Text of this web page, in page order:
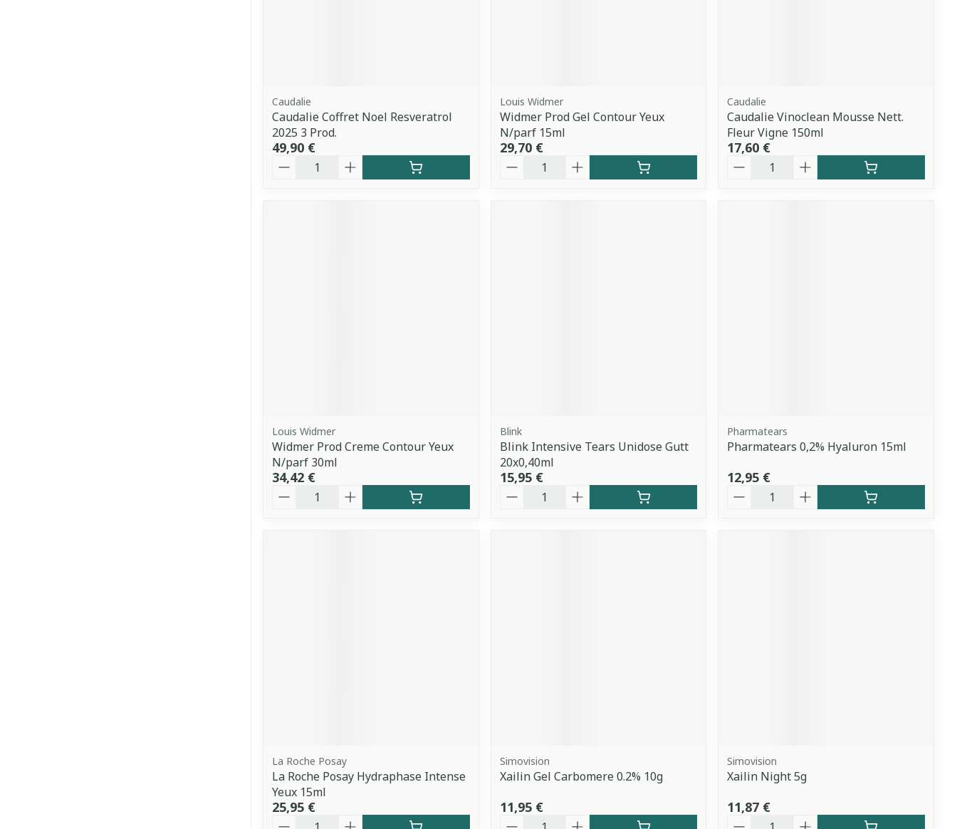
Caudalie
Caudalie Coffret Noel Resveratrol
2025 3 Prod.
49,90 €
Quantité
Louis Widmer
Widmer Prod Gel Contour Yeux
N/parf 15ml
29,70 €
Quantité
Caudalie
Caudalie Vinoclean Mousse Nett.
Fleur Vigne 150ml
17,60 €
Quantité
Louis Widmer
Widmer Prod Creme Contour Yeux
N/parf 30ml
34,42 €
Quantité
Blink
Blink Intensive Tears Unidose Gutt
20x0,40ml
15,95 €
Quantité
Pharmatears
Pharmatears 0,2% Hyaluron 15ml
12,95 €
Quantité
La Roche Posay
La Roche Posay Hydraphase Intense
Yeux 15ml
25,95 €
Quantité
Simovision
Xailin Gel Carbomere 0.2% 10g
11,95 €
Quantité
Simovision
Xailin Night 5g
11,87 €
Quantité